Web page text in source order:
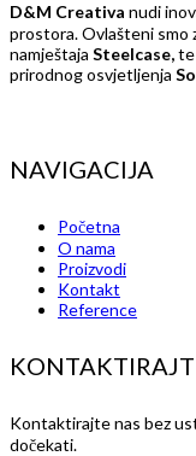
D&M Creativa nudi
prostora. Ovlašteni smo
namještaja Steelcase,te
prirodnog osvjetljenja
NAVIGACIJA
Početna
O nama
Proizvodi
Kontakt
Reference
Kontaktirajte nas bez
dočekati.